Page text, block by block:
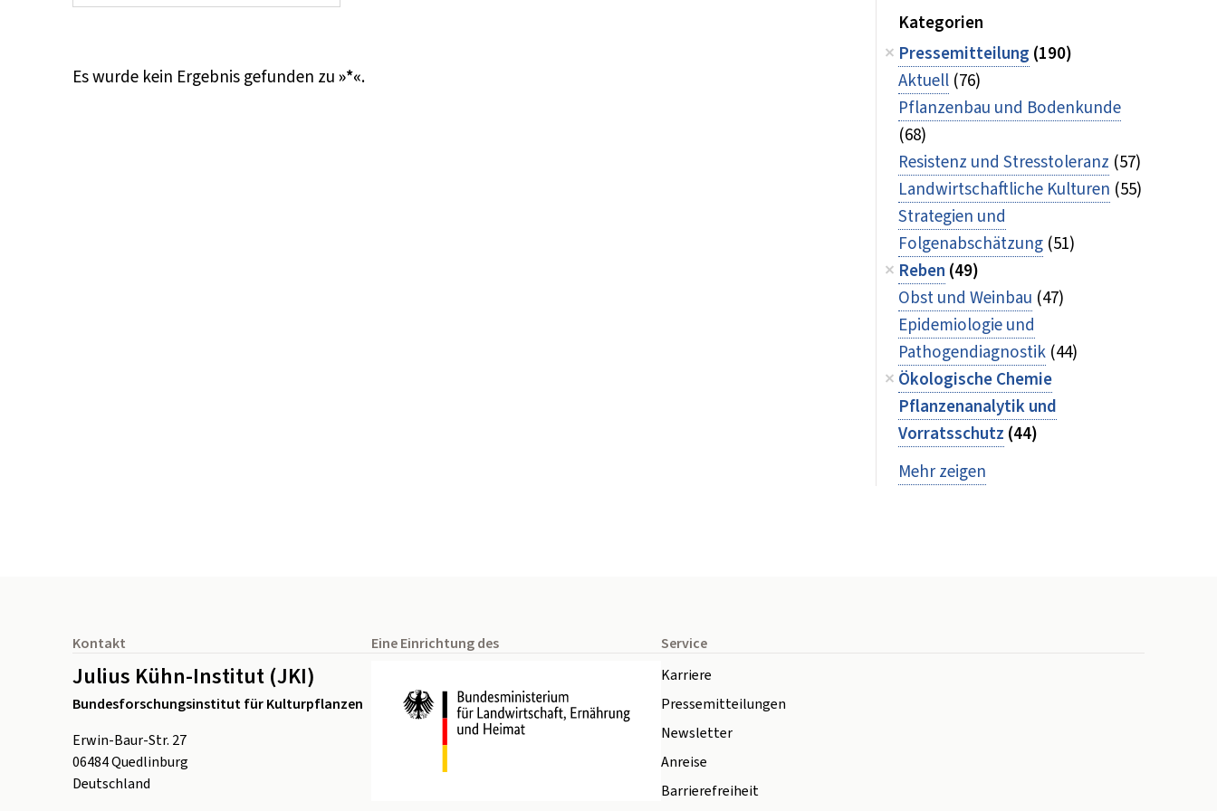
Es wurde kein Ergebnis gefunden zu»*«.
Kategorien
Pressemitteilung (190)
Aktuell (76)
Pflanzenbau und Bodenkunde
(68)
Resistenz und Stresstoleranz (57)
Landwirtschaftliche Kulturen (55)
Strategien und
Folgenabschätzung (51)
Reben (49)
Obst und Weinbau (47)
Epidemiologie und
Pathogendiagnostik (44)
Ökologische Chemie
Pflanzenanalytik und
Vorratsschutz (44)
Mehr zeigen
Kontakt
Julius Kühn-Institut (JKI)
Bundesforschungsinstitut für Kulturpflanzen
Erwin-Baur-Str. 27
06484Quedlinburg
Deutschland
Eine Einrichtung des
Service
Karriere
Pressemitteilungen
Newsletter
Anreise
Barrierefreiheit